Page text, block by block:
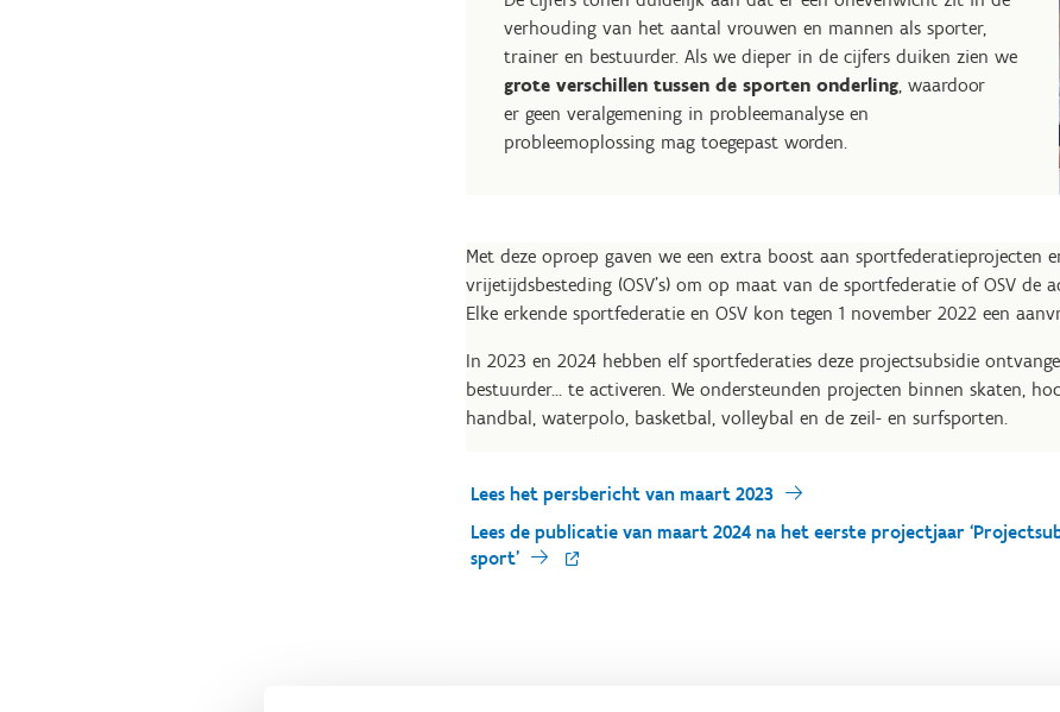
verhouding van het aantal vrouwen en mannen als sporter,
trainer en bestuurder. Als we dieper in de cijfers duiken zien we
grote verschillen tussen de sporten onderling, waardoor
er geen veralgemening in probleemanalyse en
probleemoplossing mag toegepast worden.
Met deze oproep gaven we een extra boost aan sportfederatieprojecten
vrijetijdsbesteding (OSV’s) om op maat van de sportfederatie of OSV de
Elke erkende sportfederatie en OSV kon tegen 1 november 2022 een
In 2023 en 2024 hebben elf sportfederaties deze projectsubsidie
bestuurder… te activeren. We ondersteunden projecten binnen skaten,
handbal, waterpolo, basketbal, volleybal en de zeil- en surfsporten.
Lees het persbericht van maart 2023
Lees de publicatie van maart 2024 na het eerste projectjaar
sport’